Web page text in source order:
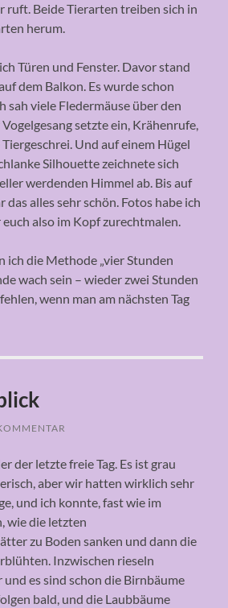
ruft. Beide Tierarten treiben sich in
herum.
Türen und Fenster. Davor stand
dem Balkon. Es wurde schon
sah viele Fledermäuse über den
setzte ein, Krähenrufe,
Und auf einem Hügel
Silhouette zeichnete sich
werdenden Himmel ab. Bis auf
das alles sehr schön. Fotos habe ich
euch also im Kopf zurechtmalen.
ich die Methode „vier Stunden
wach sein – wieder zwei Stunden
wenn man am nächsten Tag
der letzte freie Tag. Es ist grau
aber wir hatten wirklich sehr
und ich konnte, fast wie im
wie die letzten
zu Boden sanken und dann die
Inzwischen rieseln
es sind schon die Birnbäume
bald, und die Laubbäume